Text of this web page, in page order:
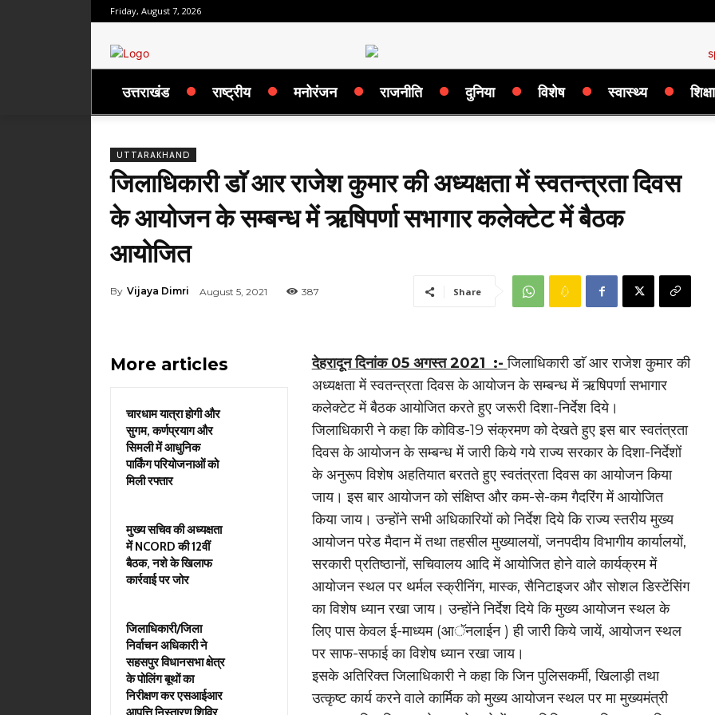
Friday, August 7, 2026
उत्तराखंड राष्ट्रीय मनोरंजन राजनीति दुनिया विशेष स्वास्थ्य शिक्षा
UTTARAKHAND
जिलाधिकारी डाॅ आर राजेश कुमार की अध्यक्षता में स्वतन्त्रता दिवस
के आयोजन के सम्बन्ध में ऋषिपर्णा सभागार कलेक्टेट में बैठक
आयोजित
By Vijaya Dimri August 5, 2021 387 Share
More articles
चारधाम यात्रा होगी और
सुगम, कर्णप्रयाग और
सिमली में आधुनिक
पार्किंग परियोजनाओं को
मिली रफ्तार
मुख्य सचिव की अध्यक्षता
में NCORD की 12वीं
बैठक, नशे के खिलाफ
कार्रवाई पर जोर
जिलाधिकारी/जिला
निर्वाचन अधिकारी ने
सहसपुर विधानसभा क्षेत्र
के पोलिंग बूथों का
निरीक्षण कर एसआईआर
देहरादून दिनांक 05 अगस्त 2021 :- जिलाधिकारी डाॅ आर राजेश कुमार की
अध्यक्षता में स्वतन्त्रता दिवस के आयोजन के सम्बन्ध में ऋषिपर्णा सभागार
कलेक्टेट में बैठक आयोजित करते हुए जरूरी दिशा-निर्देश दिये।
जिलाधिकारी ने कहा कि कोविड-19 संक्रमण को देखते हुए इस बार स्वतंत्रता
दिवस के आयोजन के सम्बन्ध में जारी किये गये राज्य सरकार के दिशा-निर्देशों
के अनुरूप विशेष अहतियात बरतते हुए स्वतंत्रता दिवस का आयोजन किया
जाय। इस बार आयोजन को संक्षिप्त और कम-से-कम गैदरिंग में आयोजित
किया जाय। उन्होंने सभी अधिकारियों को निर्देश दिये कि राज्य स्तरीय मुख्य
आयोजन परेड मैदान में तथा तहसील मुख्यालयों, जनपदीय विभागीय कार्यालयों,
सरकारी प्रतिष्ठानों, सचिवालय आदि में आयोजित होने वाले कार्यक्रम में
आयोजन स्थल पर थर्मल स्क्रीनिंग, मास्क, सैनिटाइजर और सोशल डिस्टेंसिंग
का विशेष ध्यान रखा जाय। उन्होंने निर्देश दिये कि मुख्य आयोजन स्थल के
लिए पास केवल ई-माध्यम (आॅनलाईन ) ही जारी किये जायें, आयोजन स्थल
पर साफ-सफाई का विशेष ध्यान रखा जाय।
इसके अतिरिक्त जिलाधिकारी ने कहा कि जिन पुलिसकर्मी, खिलाड़ी तथा
उत्कृष्ट कार्य करने वाले कार्मिक को मुख्य आयोजन स्थल पर मा मुख्यमंत्री